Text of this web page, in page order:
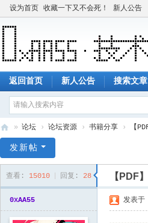
设为首页 收藏一下又不会死！ 新人公告
返回首页 新人公告 搜索文章
术
宅
» 论坛 › 论坛资源 › 书籍分享 › 【
发新帖
查看: 15010 回复: 28 【PDF
0xAA55 发表